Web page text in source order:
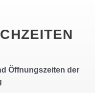
Öffnungszeiten der